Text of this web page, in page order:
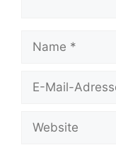
Mail-